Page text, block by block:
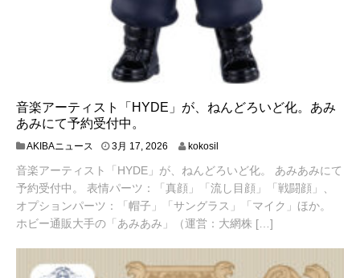
音楽アーティスト「HYDE」が、ねんどろいど化。あみ
あみにて予約受付中。
AKIBAニュース 3月 17, 2026
1
8
,
kokosil
音楽アーティスト「HYDE」が、ねんどろいど化。 あみあみにて
予約受付中。 表情パーツ：「真顔」「流し目顔」「戦闘顔」、
オプションパーツ：「帽子」「サングラス」「マイク」ほか。
ホビー通販大手の「あみあみ」（運営：大網株 […]